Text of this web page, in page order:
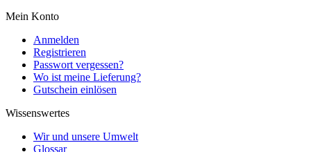
Mein Konto
Anmelden
Registrieren
Passwort vergessen?
Wo ist meine Lieferung?
Gutschein einlösen
Wissenswertes
Wir und unsere Umwelt
Glossar